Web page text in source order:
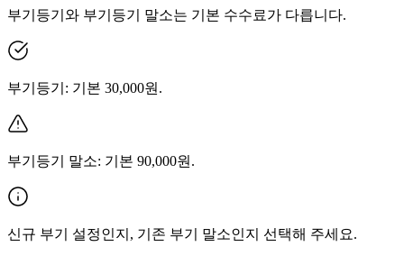
부기등기와 부기등기 말소는 기본 수수료가 다릅니다.
부기등기: 기본 30,000원.
부기등기 말소: 기본 90,000원.
신규 부기 설정인지, 기존 부기 말소인지 선택해 주세요.